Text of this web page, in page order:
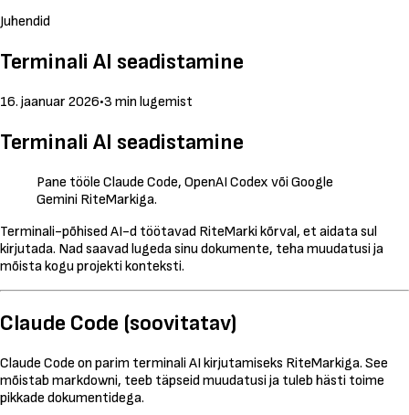
Juhendid
Terminali AI seadistamine
16. jaanuar 2026•3 min lugemist
Terminali AI seadistamine
Pane tööle Claude Code, OpenAI Codex või Google
Gemini RiteMarkiga.
Terminali-põhised AI-d töötavad RiteMarki kõrval, et aidata sul
kirjutada. Nad saavad lugeda sinu dokumente, teha muudatusi ja
mõista kogu projekti konteksti.
Claude Code (soovitatav)
Claude Code on parim terminali AI kirjutamiseks RiteMarkiga. See
mõistab markdowni, teeb täpseid muudatusi ja tuleb hästi toime
pikkade dokumentidega.